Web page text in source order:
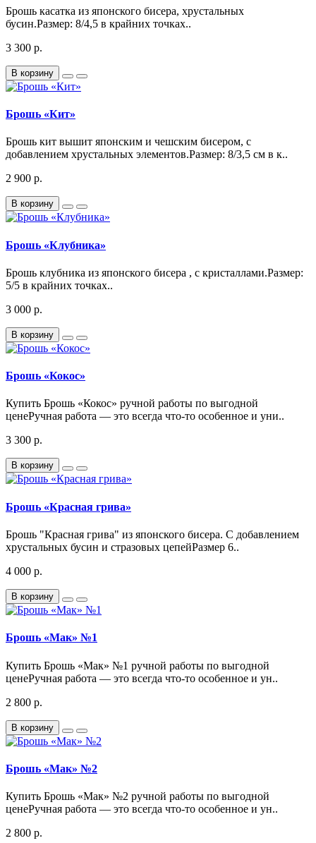
Брошь касатка из японского бисера, хрустальных
бусин.Размер: 8/4,5 в крайних точках..
3 300 р.
В корзину
Брошь «Кит»
Брошь кит вышит японским и чешским бисером, с
добавлением хрустальных элементов.Размер: 8/3,5 см в к..
2 900 р.
В корзину
Брошь «Клубника»
Брошь клубника из японского бисера , с кристаллами.Размер:
5/5 в крайних точках..
3 000 р.
В корзину
Брошь «Кокос»
Купить Брошь «Кокос» ручной работы по выгодной
ценеРучная работа — это всегда что-то особенное и уни..
3 300 р.
В корзину
Брошь «Красная грива»
Брошь "Красная грива" из японского бисера. С добавлением
хрустальных бусин и стразовых цепейРазмер 6..
4 000 р.
В корзину
Брошь «Мак» №1
Купить Брошь «Мак» №1 ручной работы по выгодной
ценеРучная работа — это всегда что-то особенное и ун..
2 800 р.
В корзину
Брошь «Мак» №2
Купить Брошь «Мак» №2 ручной работы по выгодной
ценеРучная работа — это всегда что-то особенное и ун..
2 800 р.